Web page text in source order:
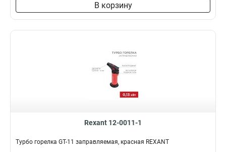
В корзину
Rexant 12-0011-1
Турбо горелка GT-11 заправляемая, красная REXANT